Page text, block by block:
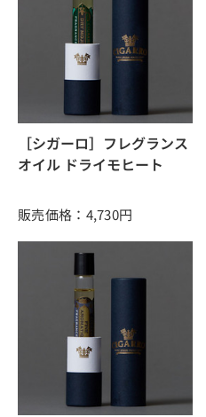
［シガーロ］フレグランス
オイル ドライモヒート
販売価格：4,730円